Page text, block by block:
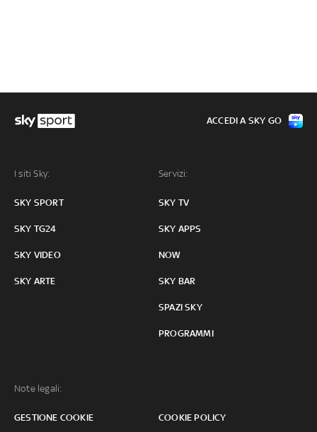
I siti Sky:
SKY SPORT
SKY TG24
SKY VIDEO
SKY ARTE
Servizi:
SKY TV
SKY APPS
NOW
SKY BAR
SPAZI SKY
PROGRAMMI
Note legali:
GESTIONE COOKIE COOKIE POLICY
ACCEDI A SKY GO